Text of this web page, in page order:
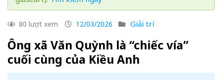
80 lượt xem 12/03/2026 Giải trí
Ông xã Văn Quỳnh là “chiếc vía”
cuối cùng của Kiều Anh